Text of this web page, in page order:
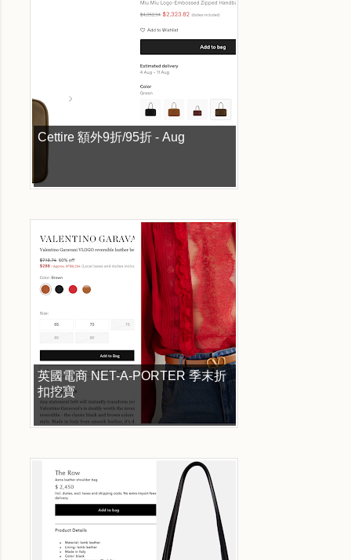
Cettire 額外9折/95折 - Aug
英國電商 NET-A-PORTER 季末折
扣挖寶